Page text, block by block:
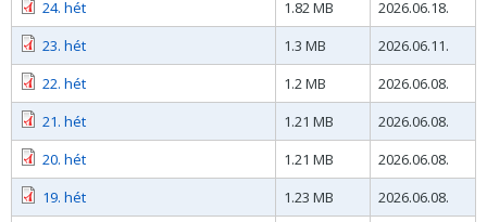
24. hét
1.82 MB
2026.06.18.
23. hét
1.3 MB
2026.06.11.
22. hét
1.2 MB
2026.06.08.
21. hét
1.21 MB
2026.06.08.
20. hét
1.21 MB
2026.06.08.
19. hét
1.23 MB
2026.06.08.